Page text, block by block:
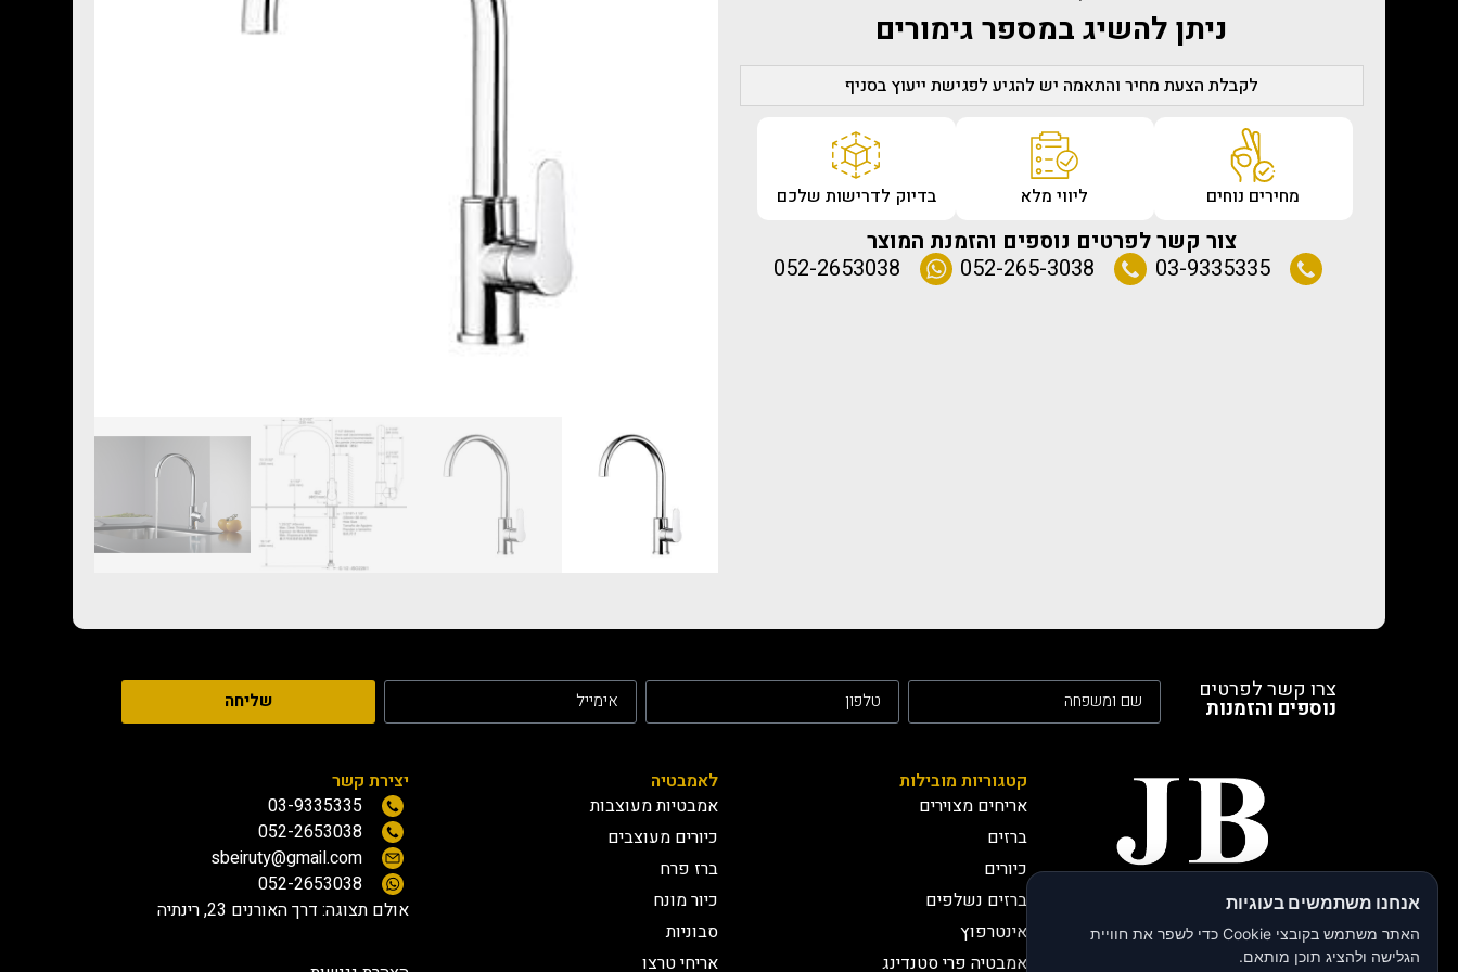
ניתן להשיג במספר גימורים
לקבלת הצעת מחיר והתאמה יש להגיע לפגישת ייעוץ בסניף
מחירים נוחים ליווי מלא בדיוק לדרישות שלכם
צור קשר לפרטים נוספים והזמנת המוצר
03-9335335
052-265-3038
052-2653038
צרו קשר לפרטים
נוספים והזמנות שליחה
יבואנים רשמיים
קטגוריות מובילות
אריחים מצוירים
ברזים
כיורים
ברזים נשלפים
אינטרפוץ
אמבטיה פרי סטנדינג
לאמבטיה
אמבטיות מעוצבות
כיורים מעוצבים
ברז פרח
כיור מונח
סבוניות
אריחי טרצו
יצירת קשר
03-9335335
052-2653038
sbeiruty@gmail.com
052-2653038
אולם תצוגה: דרך האורנים 23, רינתיה אנחנו משתמשים בעוגיות
האתר משתמש בקובצי Cookie כדי לשפר את חוויית
הגלישה ולהציג תוכן מותאם.